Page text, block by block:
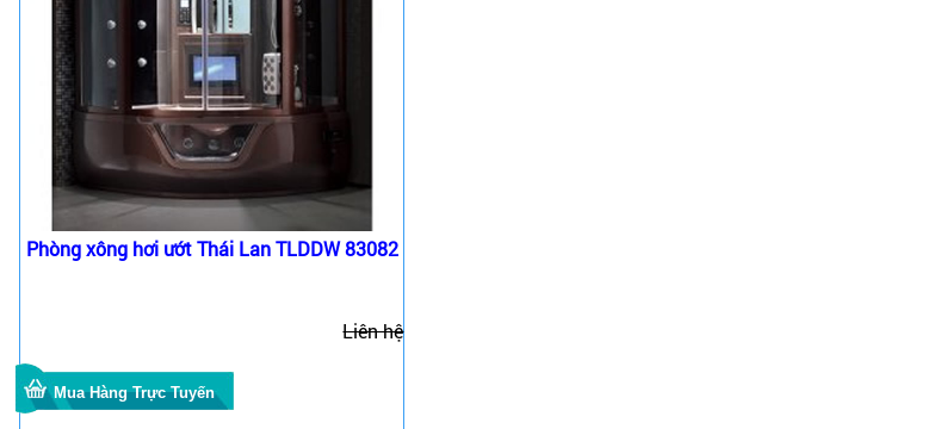
Phòng xông hơi ướt Thái Lan TLDDW 83082
Liên hệ